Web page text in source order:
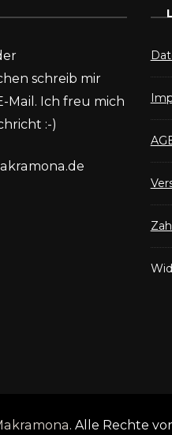
schreib mir
Mail. Ich freu mich
:-)
. Alle Rechte